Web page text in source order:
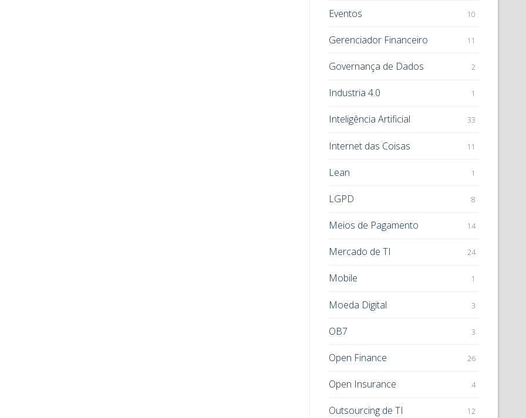
Eventos 10
Gerenciador Financeiro 11
Governança de Dados 2
Industria 4.0 1
Inteligência Artificial 33
Internet das Coisas 11
Lean 1
LGPD 8
Meios de Pagamento 14
Mercado de TI 24
Mobile 1
Moeda Digital 3
OB7 3
Open Finance 26
Open Insurance 4
Outsourcing de TI 12